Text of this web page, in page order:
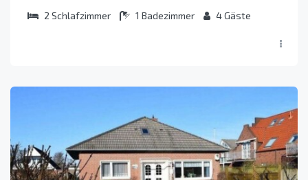
2 Schlafzimmer 1 Badezimmer 4Gäste